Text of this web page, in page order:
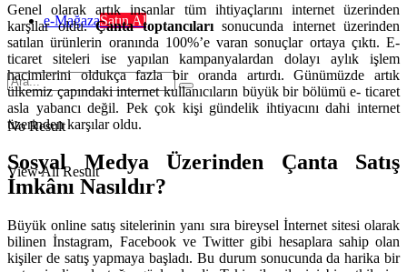
e-MağazaSatın Al
No Result
View All Result
Genel olarak artık insanlar tüm ihtiyaçlarını internet üzerinden
karşılar oldu.Çanta toptancıları sonucunda internet üzerinden
satılan ürünlerin oranında 100%’e varan sonuçlar ortaya çıktı. E-
ticaret siteleri ise yapılan kampanyalardan dolayı aylık işlem
hacimlerini oldukça fazla bir oranda artırdı. Günümüzde artık
ülkemiz çapındaki internet kullanıcıların büyük bir bölümü e- ticaret
asla yabancı değil. Pek çok kişi gündelik ihtiyacını dahi internet
üzerinden karşılar oldu.
Sosyal Medya Üzerinden Çanta Satış
İmkânı Nasıldır?
Büyük online satış sitelerinin yanı sıra bireysel İnternet sitesi olarak
bilinen İnstagram, Facebook ve Twitter gibi hesaplara sahip olan
kişiler de satış yapmaya başladı. Bu durum sonucunda da harika bir